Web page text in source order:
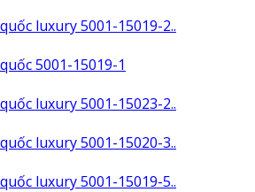
luxury 5001-15019-2..
5001-15019-1
luxury 5001-15023-2..
luxury 5001-15020-3..
luxury 5001-15019-5..